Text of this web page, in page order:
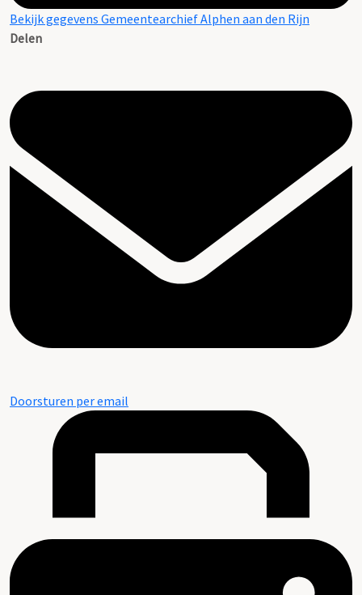
Bekijk gegevens Gemeentearchief Alphen aan den Rijn
Delen
Doorsturen per email